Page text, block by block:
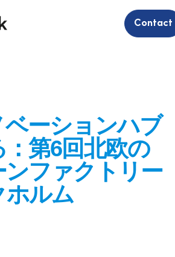
Contact
ーションハブ
第6回北欧の
ンファクトリー
ホルム